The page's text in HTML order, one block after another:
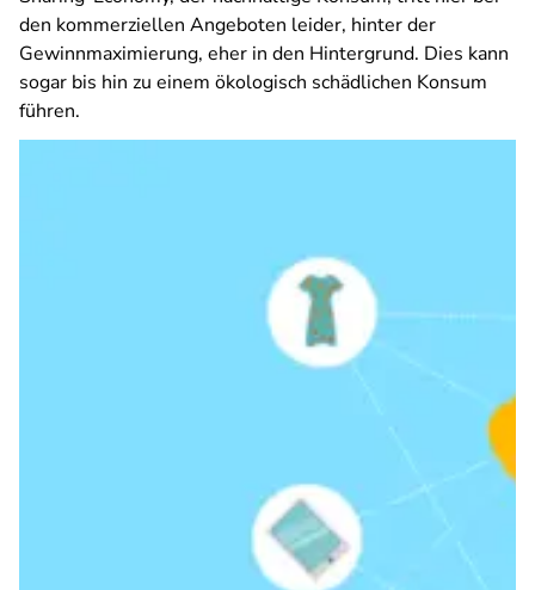
den kommerziellen Angeboten leider, hinter der
Gewinnmaximierung, eher in den Hintergrund. Dies kann
sogar bis hin zu einem ökologisch schädlichen Konsum
führen.